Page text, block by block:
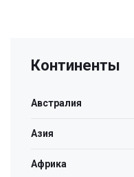
Континенты
Австралия
Азия
Африка